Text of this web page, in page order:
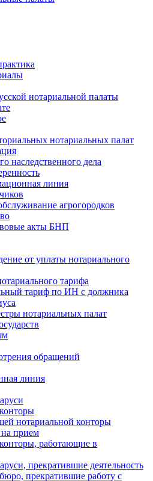
нотариальной палаты
нотариальных палат
наследственного дела
линия
агрогородков
акты БНП
от уплаты нотариального
тарифа
тариф по ИН с должника
нотариальных палат
обращений
линия
нотариальной конторы
прием
работающие в
прекратившие деятельность
прекратившие работу с